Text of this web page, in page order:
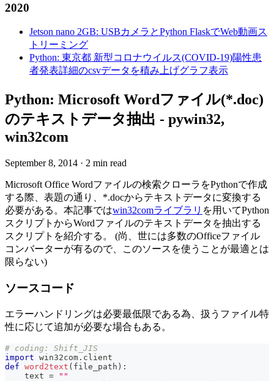
2020
Jetson nano 2GB: USBカメラとPython FlaskでWeb動画ス
トリーミング
Python: 東京都 新型コロナウイルス(COVID-19)陽性患
者発表詳細のcsvデータを積み上げグラフ表示
Python: Microsoft Wordファイル(*.doc)
のテキストデータ抽出 - pywin32,
win32com
September 8, 2014 · 2 min read
Microsoft Office Wordファイルの検索クローラをPythonで作成
する際、表題の通り、*.docからテキストデータに変換する
必要がある。本記事ではwin32comライブラリ を用いてPython
スクリプトからWordファイルのテキストデータを抽出する
スクリプトを紹介する。 (尚、世には多数のOfficeファイル
コンバーターが有るので、このソースを使うことが最適とは
限らない)
ソースコード
エラーハンドリングは必要最低限である為、扱うファイル特
性に応じて追加が必要な場合もある。
# coding: Shift_JIS
import win32com . client
def word2text ( file_path ) :
    text
=
""